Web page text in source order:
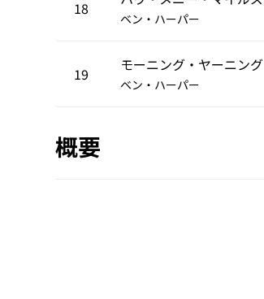
18
ベン・ハーパー
19 モーニング・ヤーニング
ベン・ハーパー
概要